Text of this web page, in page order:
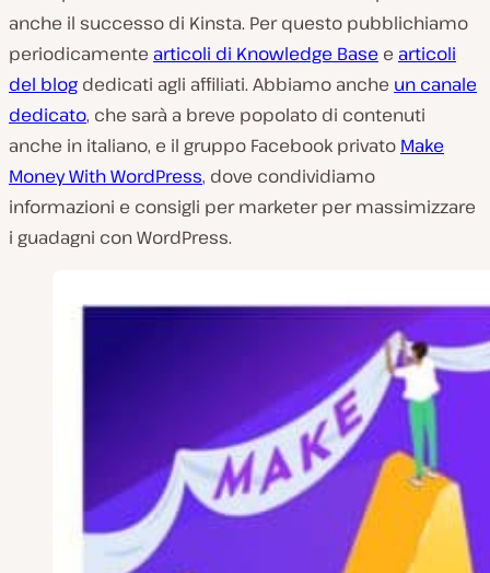
anche il successo di Kinsta. Per questo pubblichiamo
periodicamente articoli di Knowledge Base e articoli
del blog dedicati agli affiliati. Abbiamo anche un canale
dedicato, che sarà a breve popolato di contenuti
anche in italiano, e il gruppo Facebook privato Make
Money With WordPress, dove condividiamo
informazioni e consigli per marketer per massimizzare
i guadagni con WordPress.